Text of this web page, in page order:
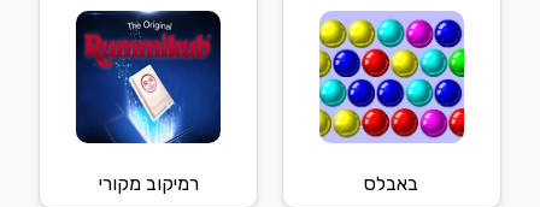
באבלס רמיקוב מקורי